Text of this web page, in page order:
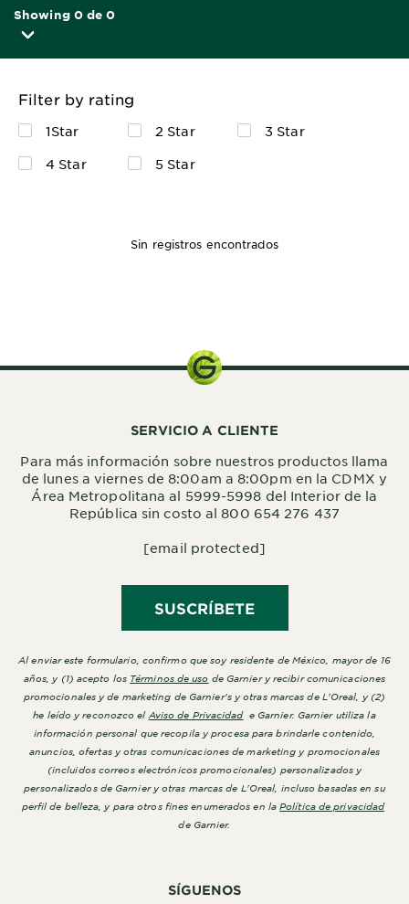
Showing 0 de 0
Filter by rating
1Star 2 Star
3 Star
4 Star
5 Star
Sin registros encontrados
SÍGUENOS
SERVICIO A CLIENTE
Para más información sobre nuestros productos llama
de lunes a viernes de 8:00am a 8:00pm en la CDMX y
Área Metropolitana al 5999-5998 del Interior de la
República sin costo al 800 654 276 437
[email protected]
SUSCRÍBETE
Al enviar este formulario, confirmo que soy residente de México, mayor de 16
años, y (1) acepto los Términos de uso de Garnier y recibir comunicaciones
promocionales y de marketing de Garnier's y otras marcas de L'Oreal, y (2)
he leído y reconozco el Aviso de Privacidade Garnier. Garnier utiliza la
información personal que recopila y procesa para brindarle contenido,
anuncios, ofertas y otras comunicaciones de marketing y promocionales
(incluidos correos electrónicos promocionales) personalizados y
personalizados de Garnier y otras marcas de L'Oreal, incluso basadas en su
perfil de belleza, y para otros fines enumerados en la Política de privacidad
de Garnier.